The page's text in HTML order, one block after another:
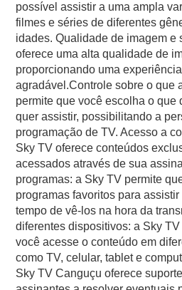
possível assistir a uma ampla
filmes e séries de diferentes
idades. Qualidade de imagem e
oferece uma alta qualidade de
proporcionando uma
agradável.Controle sobre o que
permite que você escolha o que
quer assistir, possibilitando a
programação de TV. Acesso a
Sky TV oferece conteúdos
acessados através de sua
programas: a Sky TV permite
programas favoritos para
tempo de vê-los na hora da
diferentes dispositivos: a Sky
você acesse o conteúdo em
como TV, celular, tablet e
Sky TV Canguçu oferece